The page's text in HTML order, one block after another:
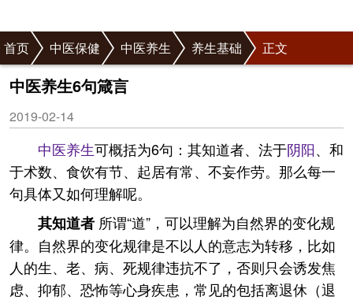
首页 中医保健 中医养生 养生基础 正文
中医养生6句箴言
2019-02-14
中医养生可概括为6句：其知道者、法于阴阳、和
于术数、食饮有节、起居有常、不妄作劳。那么每一
句具体又如何理解呢。
其知道者 所谓“道”，可以理解为自然界的变化规
律。自然界的变化规律是不以人的意志为转移，比如
人的生、老、病、死规律违抗不了，否则只会诱发焦
虑、抑郁、恐怖等心身疾患，常见的包括离退休（退